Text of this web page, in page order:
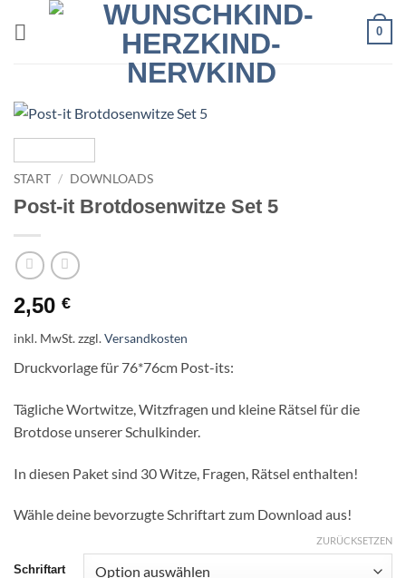
0
START / DOWNLOADS
Post-it Brotdosenwitze Set 5
2,50 €
inkl. MwSt.zzgl.Versandkosten
Druckvorlage für 76*76cm Post-its:
Tägliche Wortwitze, Witzfragen und kleine Rätsel für die
Brotdose unserer Schulkinder.
In diesen Paket sind 30 Witze, Fragen, Rätsel enthalten!
Wähle deine bevorzugte Schriftart zum Download aus!
Schriftart
ZURÜCKSETZEN